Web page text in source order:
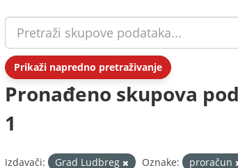
Prikaži napredno pretraživanje
Pronađeno skupova
1
Izdavači: Grad Ludbreg Oznake: proračun